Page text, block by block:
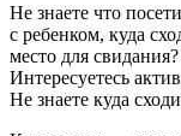
Не знаете что
с ребенком, куда
место для
Интересуетесь
Не знаете куда